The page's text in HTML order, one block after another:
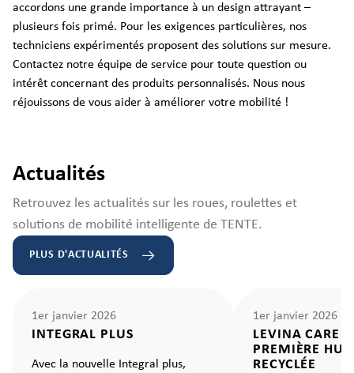
accordons une grande importance à un design attrayant –
plusieurs fois primé. Pour les exigences particulières, nos
techniciens expérimentés proposent des solutions sur mesure.
Contactez notre équipe de service pour toute question ou
intérêt concernant des produits personnalisés. Nous nous
réjouissons de vous aider à améliorer votre mobilité !
Actualités
Retrouvez les actualités sur les roues, roulettes et
solutions de mobilité intelligente de TENTE.
PLUS D'ACTUALITÉS
1er janvier 2026
INTEGRAL PLUS
Avec la nouvelle Integral plus,
1er janvier 2026
LEVINA CARE
PREMIÈRE
RECYCLÉE